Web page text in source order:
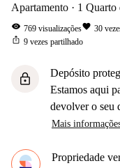
Apartamento 1 Quarto
visibility 769 visualizaçõesfavorite 30
ios_share 9 vezes partilhado
lock
Depósito
Estamos aqui
devolver o seu
Mais
Propriedade